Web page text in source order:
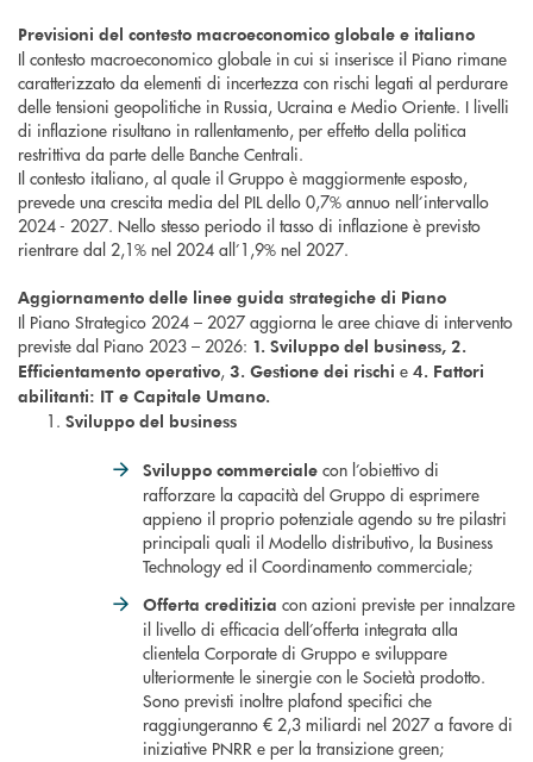
Previsioni del contesto macroeconomico globale e italiano
Il contesto macroeconomico globale in cui si inserisce il Piano rimane
caratterizzato da elementi di incertezza con rischi legati al perdurare
delle tensioni geopolitiche in Russia, Ucraina e Medio Oriente. I livelli
di inflazione risultano in rallentamento, per effetto della politica
restrittiva da parte delle Banche Centrali.
Il contesto italiano, al quale il Gruppo è maggiormente esposto,
prevede una crescita media del PIL dello 0,7% annuo nell’intervallo
2024 - 2027. Nello stesso periodo il tasso di inflazione è previsto
rientrare dal 2,1% nel 2024 all’1,9% nel 2027.
Aggiornamento delle linee guida strategiche di Piano
Il Piano Strategico 2024 – 2027 aggiorna le aree chiave di intervento
previste dal Piano 2023 – 2026: 1. Sviluppo del business, 2.
Efficientamento operativo, 3. Gestione dei rischi e 4. Fattori
abilitanti: IT e Capitale Umano.
Sviluppo del business
Sviluppo commerciale con l’obiettivo di
rafforzare la capacità del Gruppo di esprimere
appieno il proprio potenziale agendo su tre pilastri
principali quali il Modello distributivo, la Business
Technology ed il Coordinamento commerciale;
Offerta creditizia con azioni previste per innalzare
il livello di efficacia dell’offerta integrata alla
clientela Corporate di Gruppo e sviluppare
ulteriormente le sinergie con le Società prodotto.
Sono previsti inoltre plafond specifici che
raggiungeranno € 2,3 miliardi nel 2027 a favore di
iniziative PNRR e per la transizione green;